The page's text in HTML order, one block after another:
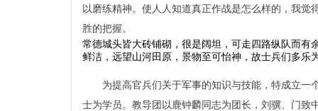
以磨练精神。使人人知道真正作战是怎么样的，我
胜的把握。
常德城头皆大砖铺砌，很是阔坦，可走四路纵队而
鲜洁，远望山河田原，景物至可怡神，故士兵们
为提高官兵们关于军事的知识与技能，特成立
士为学员。教导团以鹿钟麟同志为团长，刘骥、门